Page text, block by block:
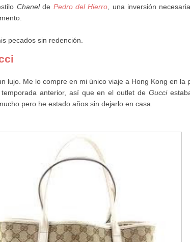
Chanelde Pedro del Hierro , una inversión
pecados sin redención.
lujo. Me lo compre en mi único viaje a Hong Kong en la
anterior, así que en el outlet deGucci
pero he estado años sin dejarlo en casa.